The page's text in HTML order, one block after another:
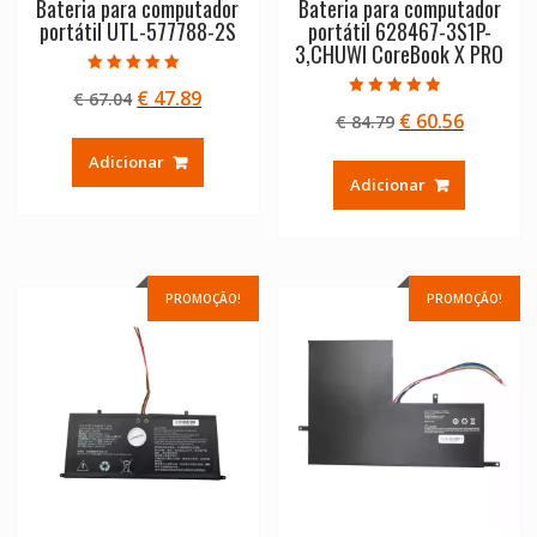
Bateria para computador
portátil UTL-577788-2S
5.00
de 5
€67.04 O
original
era:
€ 47.89O
Adicionar
Bateria para computador
portátil 628467-3S1P-
3,CHUWI CoreBook X PRO
4.50
de 5
€84.79 O
original
era:
€60.56O
Adicionar
PROMOÇÃO! PROMOÇÃO!